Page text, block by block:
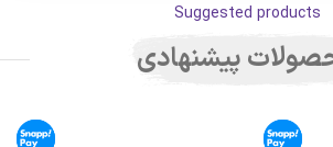
Suggested products
پیشنهادی